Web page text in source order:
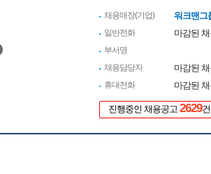
채용매장(기업) 워크맨그
일반전화 마감된
부서명
채용담당자
마감된
휴대전화 마감된
진행중인 채용공고 2629건